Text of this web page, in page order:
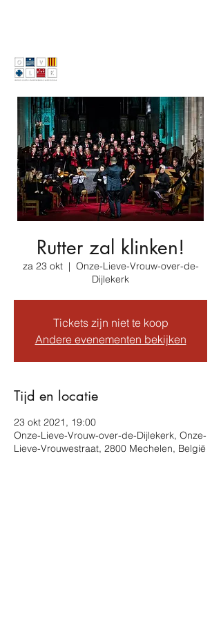
Rutter zal klinken!
za 23 okt
  |
Onze-Lieve-Vrouw-over-de-
Dijlekerk
Tickets zijn niet te koop
Andere evenementen bekijken
Tijd en locatie
23 okt 2021, 19:00
Onze-Lieve-Vrouw-over-de-Dijlekerk, Onze-
Lieve-Vrouwestraat, 2800 Mechelen, België